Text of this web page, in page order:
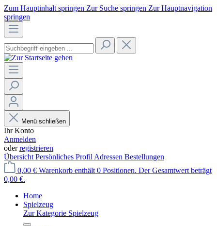
Zum Hauptinhalt springen Zur Suche springen Zur Hauptnavigation
springen
Menü schließen
Ihr Konto
Anmelden
oderregistrieren
Übersicht Persönliches Profil Adressen Bestellungen
0,00 € Warenkorb enthält 0 Positionen. Der Gesamtwert beträgt
0,00 €.
Home
Spielzeug
Zur Kategorie Spielzeug